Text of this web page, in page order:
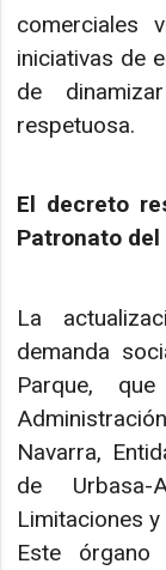
comerciales
iniciativas de
de
respetuosa.
El decreto
Patronato del
La
demanda
Parque,
Navarra,
de
Limitaciones
Este